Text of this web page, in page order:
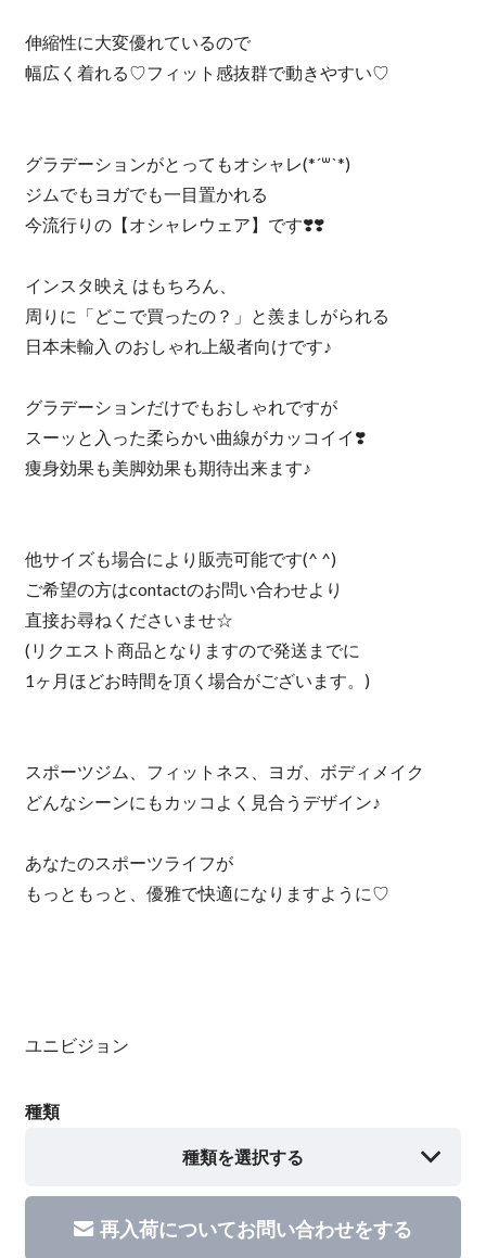
伸縮性に大変優れているので
幅広く着れる♡フィット感抜群で動きやすい♡
グラデーションがとってもオシャレ(*´꒳`*)
ジムでもヨガでも一目置かれる
今流行りの【オシャレウェア】です❣️❣️
インスタ映え はもちろん、
周りに「どこで買ったの？」と羨ましがられる
日本未輸入 のおしゃれ上級者向けです♪
グラデーションだけでもおしゃれですが
スーッと入った柔らかい曲線がカッコイイ❣️
痩身効果も美脚効果も期待出来ます♪
他サイズも場合により販売可能です(^ ^)
ご希望の方はcontactのお問い合わせより
直接お尋ねくださいませ☆
(リクエスト商品となりますので発送までに
1ヶ月ほどお時間を頂く場合がございます。)
スポーツジム、フィットネス、ヨガ、ボディメイク
どんなシーンにもカッコよく見合うデザイン♪
あなたのスポーツライフが
もっともっと、優雅で快適になりますように♡
ユニビジョン
種類
種類を選択する
再入荷についてお問い合わせをする